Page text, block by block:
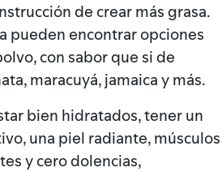
de crear más grasa.
pueden encontrar opciones
con sabor que si de
maracuyá, jamaica y más.
bien hidratados, tener un
una piel radiante, músculos
y cero dolencias,